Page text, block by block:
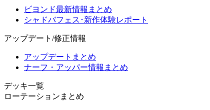
ビヨンド最新情報まとめ
シャドバフェス･新作体験レポート
アップデート/修正情報
アップデートまとめ
ナーフ・アッパー情報まとめ
デッキ一覧
ローテーションまとめ